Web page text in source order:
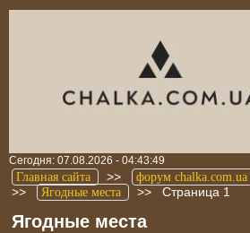
Сегодня: 07.08.2026 - 04:43:49
Главная сайта >> форум chalka.com.ua
>> Ягодные места >> Страница 1
Ягодные места